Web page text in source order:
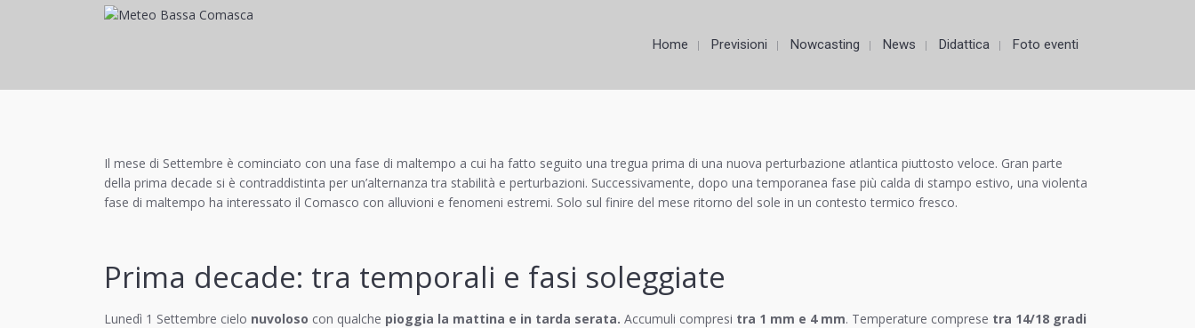
Home Previsioni Nowcasting News Didattica Foto eventi
Il mese di Settembre è cominciato con una fase di maltempo a cui ha fatto seguito una tregua prima di una nuova perturbazione atlantica piuttosto veloce. Gran parte
della prima decade si è contraddistinta per un’alternanza tra stabilità e perturbazioni. Successivamente, dopo una temporanea fase più calda di stampo estivo, una violenta
fase di maltempo ha interessato il Comasco con alluvioni e fenomeni estremi. Solo sul finire del mese ritorno del sole in un contesto termico fresco.
Prima decade: tra temporali e fasi soleggiate
Lunedì 1 Settembre cielo nuvoloso con qualche pioggia la mattina e in tarda serata. Accumuli compresi tra 1 mm e 4 mm. Temperature comprese tra 14/18 gradi